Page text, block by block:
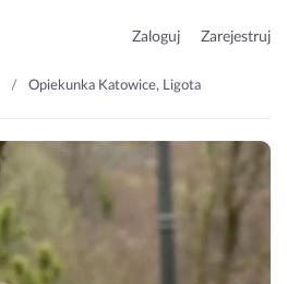
Zaloguj Zarejestruj
Opiekunka Katowice, Ligota